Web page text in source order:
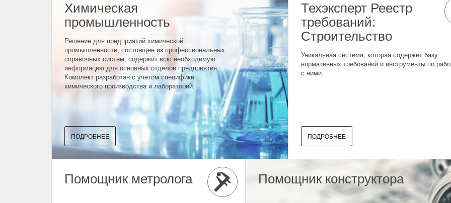
Химическая
промышленность
Решение для предприятий химической
промышленности, состоящее из профессиональных
справочных систем, содержит всю необходимую
информацию для основных отделов предприятия.
Комплект разработан с учетом специфики
химического производства и лабораторий.
ПОДРОБНЕЕ
Техэксперт Реестр
требований:
Строительство
Уникальная система, которая содержит базу
нормативных требований и инструменты по
с ними.
ПОДРОБНЕЕ
Помощник метролога Помощник конструктора